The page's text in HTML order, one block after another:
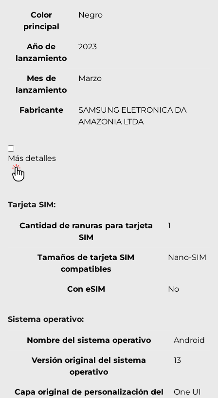
Color
principal
Negro
Año de
lanzamiento
2023
Mes de
lanzamiento
Marzo
Fabricante
SAMSUNG ELETRONICA DA
AMAZONIA LTDA
Más detalles
Tarjeta SIM:
Cantidad de ranuras para tarjeta
SIM
1
Tamaños de tarjeta SIM
compatibles
Nano-SIM
Con eSIM No
Sistema operativo:
Nombre del sistema operativo Android
Versión original del sistema
operativo
13
Capa original de personalización del
One UI